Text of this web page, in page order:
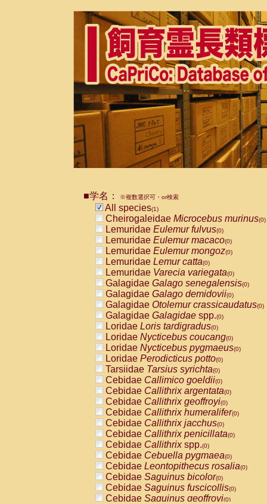
■学名： ※複数選択可・or検索
All species(1)
Cheirogaleidae Microcebus murinus(0)
Lemuridae Eulemur fulvus(0)
Lemuridae Eulemur macaco(0)
Lemuridae Eulemur mongoz(0)
Lemuridae Lemur catta(0)
Lemuridae Varecia variegata(0)
Galagidae Galago senegalensis(0)
Galagidae Galago demidovii(0)
Galagidae Otolemur crassicaudatus(0)
Galagidae Galagidae spp.(0)
Loridae Loris tardigradus(0)
Loridae Nycticebus coucang(0)
Loridae Nycticebus pygmaeus(0)
Loridae Perodicticus potto(0)
Tarsiidae Tarsius syrichta(0)
Cebidae Callimico goeldii(0)
Cebidae Callithrix argentata(0)
Cebidae Callithrix geoffroyi(0)
Cebidae Callithrix humeralifer(0)
Cebidae Callithrix jacchus(0)
Cebidae Callithrix penicillata(0)
Cebidae Callithrixspp.(0)
Cebidae Cebuella pygmaea(0)
Cebidae Leontopithecus rosalia(0)
Cebidae Saguinus bicolor(0)
Cebidae Saguinus fuscicollis(0)
Cebidae Saguinus geoffroyi(0)